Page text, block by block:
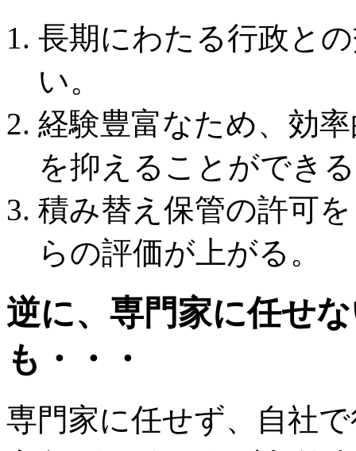
長期にわたる行政と
い。
経験豊富なため、効
を抑えることができ
積み替え保管の許可
らの評価が上がる。
逆に、専門家に任せ
も・・・
専門家に任せず、自社